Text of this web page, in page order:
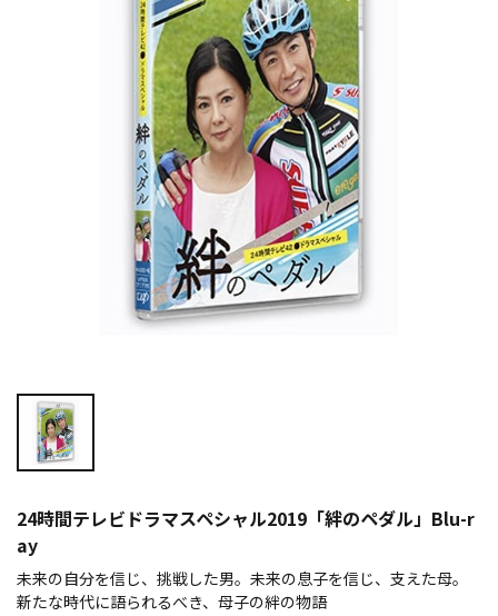
24時間テレビドラマスペシャル2019「絆のペダル」Blu-r
ay
未来の自分を信じ、挑戦した男。未来の息子を信じ、支えた母。
新たな時代に語られるべき、母子の絆の物語